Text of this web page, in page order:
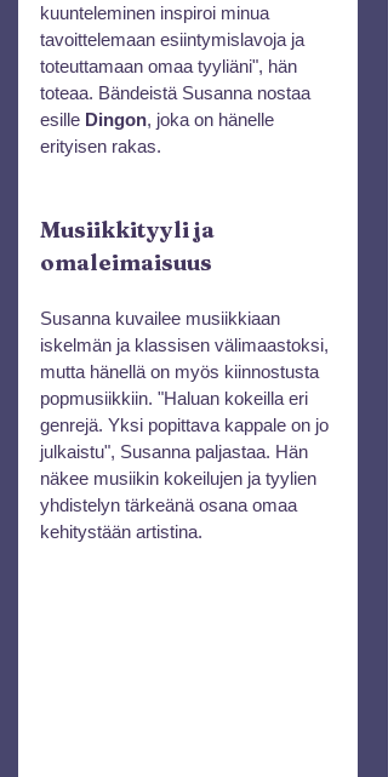
kuunteleminen inspiroi minua
tavoittelemaan esiintymislavoja ja
toteuttamaan omaa tyyliäni", hän
toteaa. Bändeistä Susanna nostaa
esille Dingon, joka on hänelle
erityisen rakas.
Musiikkityyli ja
omaleimaisuus
Susanna kuvailee musiikkiaan
iskelmän ja klassisen välimaastoksi,
mutta hänellä on myös kiinnostusta
popmusiikkiin. "Haluan kokeilla eri
genrejä. Yksi popittava kappale on jo
julkaistu", Susanna paljastaa. Hän
näkee musiikin kokeilujen ja tyylien
yhdistelyn tärkeänä osana omaa
kehitystään artistina.